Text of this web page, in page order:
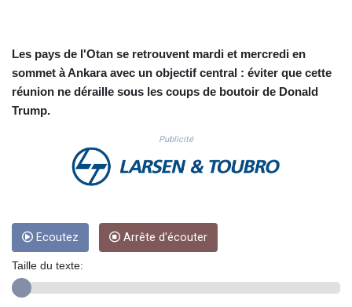
DKK 7.47562
DOP 67.269666
DZD 152.922776
FJD 2.552644
GGP 0.857003
GHS 13.522912
GMD 84.945873
Les pays de l'Otan se retrouvent mardi et mercredi en
sommet à Ankara avec un objectif central : éviter que cette
réunion ne déraille sous les coups de boutoir de Donald
Trump.
Publicité
Ecoutez Arrête d'écouter
Taille du texte: